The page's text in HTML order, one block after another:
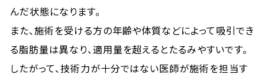
んだ状態になります。
また、施術を受ける方の年齢や体質などによって吸引でき
る脂肪量は異なり、適用量を超えるとたるみやすいです。
したがって、技術力が十分ではない医師が施術を担当す